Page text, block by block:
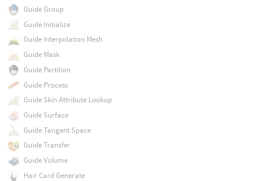
Guide Group
Guide Initialize
Guide Interpolation Mesh
Guide Mask
Guide Partition
Guide Process
Guide Skin Attribute Lookup
Guide Surface
Guide Tangent Space
Guide Transfer
Guide Volume
Hair Card Generate